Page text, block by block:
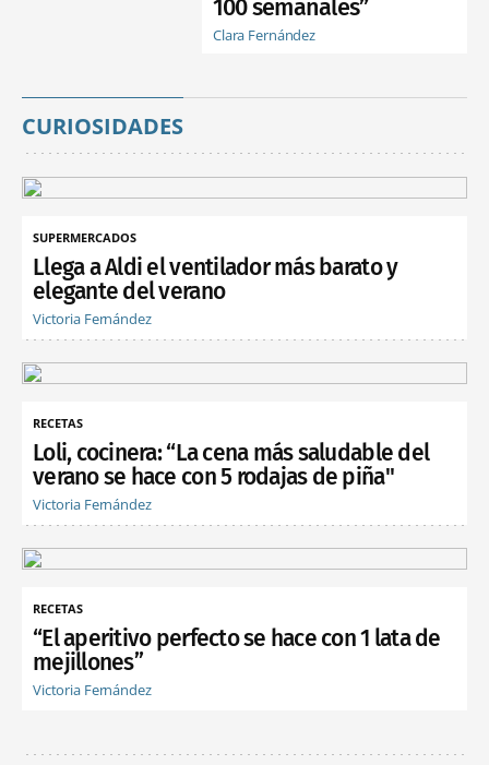
100 semanales”
Clara Fernández
CURIOSIDADES
SUPERMERCADOS
Llega a Aldi el ventilador más barato y
elegante del verano
Victoria Fernández
RECETAS
Loli, cocinera: “La cena más saludable del
verano se hace con 5 rodajas de piña"
Victoria Fernández
RECETAS
“El aperitivo perfecto se hace con 1 lata de
mejillones”
Victoria Fernández